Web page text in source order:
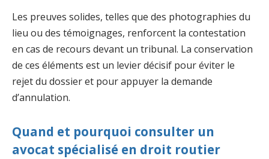
Les preuves solides, telles que des photographies du
lieu ou des témoignages, renforcent la contestation
en cas de recours devant un tribunal. La conservation
de ces éléments est un levier décisif pour éviter le
rejet du dossier et pour appuyer la demande
d’annulation.
Quand et pourquoi consulter un
avocat spécialisé en droit routier